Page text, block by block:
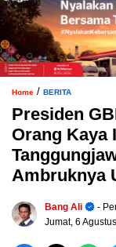
Home / BERITA
Presiden
Orang Kaya
Ambruknya
Bang Ali
-
Jumat, 6